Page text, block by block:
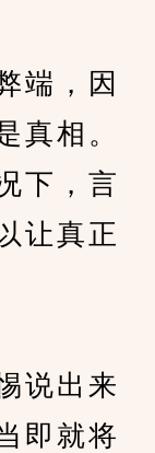
，因
真相。
下，言
让真正
说出来
即就将